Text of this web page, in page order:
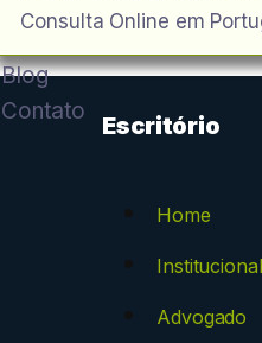
Consulta Online em
Blog
Contato
Escritório
Home
Institucional
Advogado